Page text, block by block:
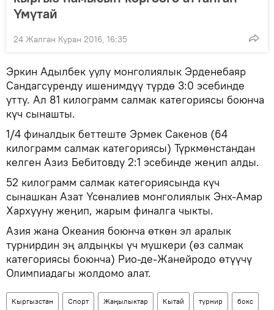
Үмүтай
24 Жалган Куран 2016, 16:35
Эркин Адылбек уулу монголиялык Эрденебаяр
Сандагсуренду ишенимдүү түрдө 3:0 эсебинде
утту. Ал 81 килограмм салмак категориясы боюнча
күч сынашты.
1/4 финалдык беттеште Эрмек Сакенов (64
килограмм салмак категориясы) Түркмөнстандан
келген Азиз Бебитовду 2:1 эсебинде жеңип алды.
52 килограмм салмак категориясында күч
сынашкан Азат Үсөналиев монголиялык Энх-Амар
Хархууну жеңип, жарым финалга чыкты.
Азия жана Океания боюнча өткөн эл аралык
турнирдин эң алдыңкы үч мушкери (өз салмак
категориясы боюнча) Рио-де-Жанейродо өтүүчү
Олимпиадагы жолдомо алат.
Кыргызстан Спорт Жаңылыктар Кытай турнир бокс